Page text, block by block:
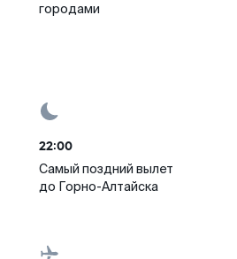
городами
22:00
Самый поздний вылет
до Горно-Алтайска